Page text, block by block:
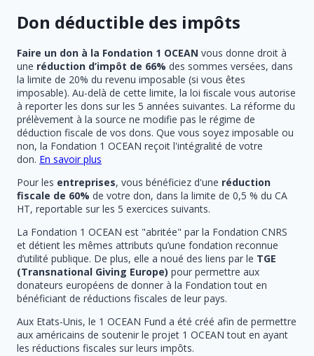
Don déductible des impôts
Faire un don à la Fondation 1 OCEAN vous donne droit à
une réduction d’impôt de 66% des sommes versées, dans
la limite de 20% du revenu imposable (si vous êtes
imposable). Au-delà de cette limite, la loi ﬁscale vous autorise
à reporter les dons sur les 5 années suivantes. La réforme du
prélèvement à la source ne modifie pas le régime de
déduction fiscale de vos dons. Que vous soyez imposable ou
non, la Fondation 1 OCEAN reçoit l'intégralité de votre
don. En savoir plus
Pour les entreprises, vous bénéficiez d'une réduction
fiscale de 60% de votre don, dans la limite de 0,5 % du CA
HT, reportable sur les 5 exercices suivants.
La Fondation 1 OCEAN est "abritée" par la Fondation CNRS
et détient les mêmes attributs qu’une fondation reconnue
d’utilité publique. De plus, elle a noué des liens par le TGE
(Transnational Giving Europe) pour permettre aux
donateurs européens de donner à la Fondation tout en
bénéficiant de réductions fiscales de leur pays.
Aux Etats-Unis, le 1 OCEAN Fund a été créé afin de permettre
aux américains de soutenir le projet 1 OCEAN tout en ayant
les réductions fiscales sur leurs impôts.